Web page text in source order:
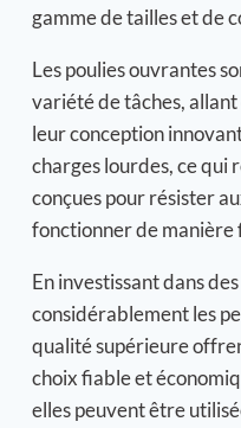
gamme de tailles et de
Les poulies ouvrantes
variété de tâches, allant
leur conception
charges lourdes, ce qui
conçues pour résister
fonctionner de manière
En investissant dans
considérablement les
qualité supérieure
choix fiable et
elles peuvent être